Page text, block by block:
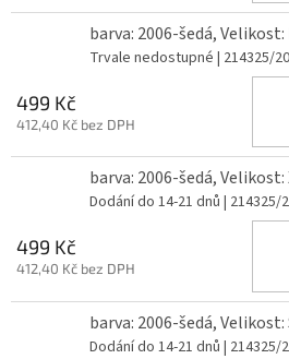
barva: 2006-šedá, Velikost:
Trvale nedostupné | 214325/
499 Kč
412,40 Kč bez DPH
barva: 2006-šedá, Velikost:
Dodání do 14-21 dnů | 214325/
499 Kč
412,40 Kč bez DPH
barva: 2006-šedá, Velikost:
Dodání do 14-21 dnů | 214325/